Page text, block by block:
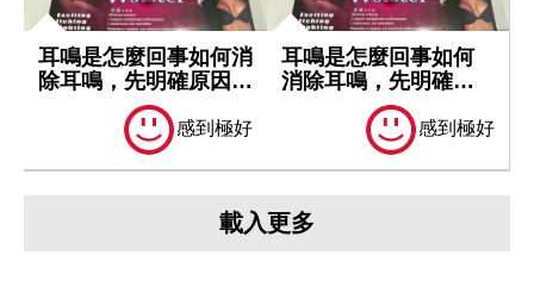
耳鳴是怎麼回事如何消
除耳鳴，先明確原因再
感到極好
耳鳴是怎麼回事如何
消除耳鳴，先明確原
感到極好
載入更多